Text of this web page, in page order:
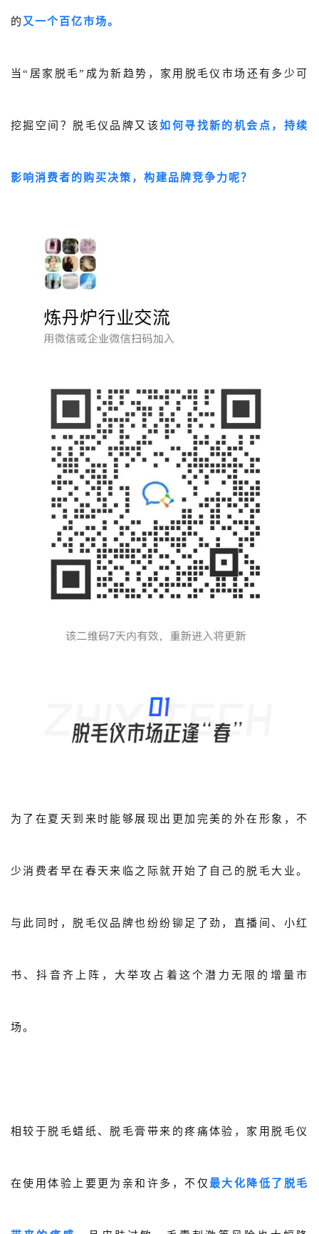
的 又一个百亿市场。
当“居家脱毛”成为新趋势，家用脱毛仪市场还有多少可
挖掘空间？ 脱毛仪品牌又该如何寻找新的机会点， 持续
影响消费者的购买决策，构建品牌竞争力呢？
为了在夏天到来时能够展现出更加完美的外在形象，不
少消费者早在春天来临之际就开始了自己的脱毛大业。
与此同时，脱毛仪 品牌也纷纷铆足了劲，直播间、小红
书、抖音齐上阵，大举攻占着这个潜力无限的增量市
场。
相较于脱毛蜡纸、脱毛膏带来的疼痛体验，家用脱毛仪
在使用体验上要更为亲和许多，不仅最大化降低了脱毛